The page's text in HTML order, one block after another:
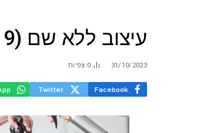
עיצוב ללא שם (19)
31/10/2023
0 צפיות
Facebook
Twitter